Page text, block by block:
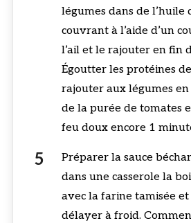
légumes dans de l’huile
couvrant à l’aide d’un
l’ail et le rajouter en fin
Égoutter les protéines
rajouter aux légumes
de la purée de tomates
feu doux encore 1
Préparer la sauce
dans une casserole la
avec la farine tamisée
délayer à froid.